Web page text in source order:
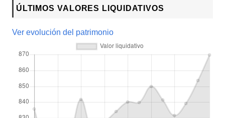
ÚLTIMOS VALORES LIQUIDATIVOS
Ver evolución del patrimonio